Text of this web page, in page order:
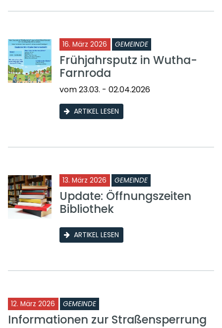
16. März 2026 GEMEINDE
Frühjahrsputz in Wutha-
Farnroda
vom 23.03. - 02.04.2026
ARTIKEL LESEN
13. März 2026 GEMEINDE
Update: Öffnungszeiten
Bibliothek
ARTIKEL LESEN
12. März 2026 GEMEINDE
Informationen zur Straßensperrung